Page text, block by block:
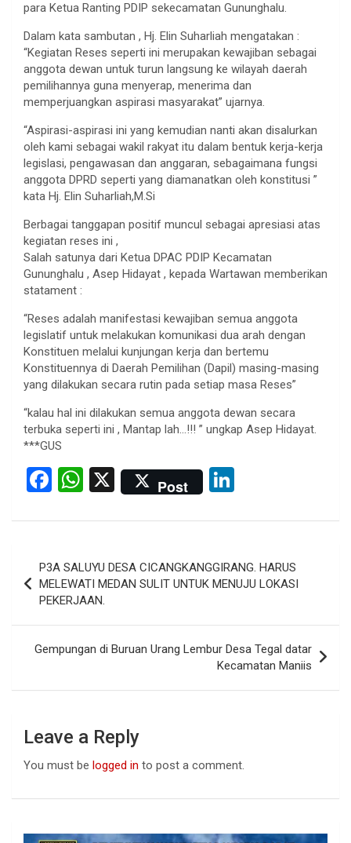
para Ketua Ranting PDIP sekecamatan Gununghalu.
Dalam kata sambutan , Hj. Elin Suharliah mengatakan :
“Kegiatan Reses seperti ini merupakan kewajiban sebagai
anggota dewan untuk turun langsung ke wilayah daerah
pemilihannya guna menyerap, menerima dan
memperjuangkan aspirasi masyarakat” ujarnya.
“Aspirasi-aspirasi ini yang kemudian nanti akan disalurkan
oleh kami sebagai wakil rakyat itu dalam bentuk kerja-kerja
legislasi, pengawasan dan anggaran, sebagaimana fungsi
anggota DPRD seperti yang diamanatkan oleh konstitusi ”
kata Hj. Elin Suharliah,M.Si
Berbagai tanggapan positif muncul sebagai apresiasi atas
kegiatan reses ini ,
Salah satunya dari Ketua DPAC PDIP Kecamatan
Gununghalu , Asep Hidayat , kepada Wartawan memberikan
statament :
“Reses adalah manifestasi kewajiban semua anggota
legislatif untuk melakukan komunikasi dua arah dengan
Konstituen melalui kunjungan kerja dan bertemu
Konstituennya di Daerah Pemilihan (Dapil) masing-masing
yang dilakukan secara rutin pada setiap masa Reses”
“kalau hal ini dilakukan semua anggota dewan secara
terbuka seperti ini , Mantap lah…!!! ” ungkap Asep Hidayat.
***GUS
F
ce
b
o
o
k
W
at
s
A
p
p
X Post
ke
dI
n
navigation
P3A SALUYU DESA CICANGKANGGIRANG. HARUS
MELEWATI MEDAN SULIT UNTUK MENUJU LOKASI
PEKERJAAN.
Gempungan di Buruan Urang Lembur Desa Tegal datar
Kecamatan Maniis
Leave a Reply
You must be logged in to post a comment.